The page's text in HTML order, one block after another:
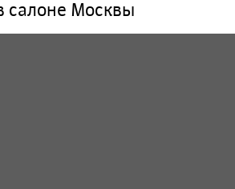
салоне Москвы